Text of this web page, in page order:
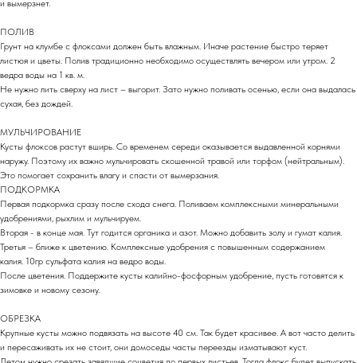
и вымерзнет.
ПОЛИВ
Грунт на клумбе с флоксами должен быть влажным. Иначе растение быстро теряет
листюя и цветы. Полив традиционно необходимо осуществлять вечером или утром. 2
ведра воды на 1 кв. м.
Не нужно лить сверху на лист – выгорит. Зато нужно поливать осенью, если она выдалась
сухая, без дождей.
МУЛЬЧИРОВАНИЕ
Кусты флоксов растут вширь. Со временем середи оказывается выдавленной корнями
наружу. Поэтому их важно мульчировать скошенной травой или торфом (нейтральным).
Это помогает сохранить влагу и спасти от вымерзания.
ПОДКОРМКА
Первая подкормка сразу после схода снега. Поливаем комплексными минеральными
удобрениями, рыхлим и мульчируем.
Вторая - в конце мая. Тут годится органика и азот. Можно добавить золу и гумат калия.
Третья – ближе к цветению. Комплексные удобрения с повышенным содержанием
калия. 10гр сульфата калия на ведро воды.
После цветения. Поддержите кусты калийно-фосфорным удобрение, пусть готовятся к
зимовке и новому сезону.
ОБРЕЗКА
Крупные кусты можно подвязать на высоте 40 см. Так будет красивее. А вот часто делить
и пересаживать их не стоит, они домоседы часты переезды изматывают куст.